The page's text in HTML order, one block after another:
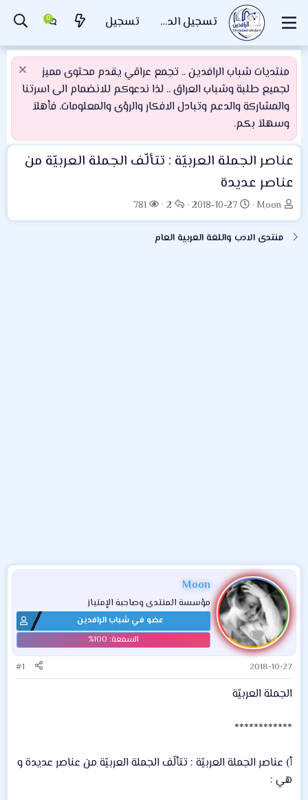
تسجيل الدخول تسجيل
منتديات شباب الرافدين .. تجمع عراقي يقدم محتوى مميز
لجميع طلبة وشباب العراق .. لذا ندعوكم للانضمام الى اسرتنا
والمشاركة والدعم وتبادل الافكار والرؤى والمعلومات. فأهلاَ
وسهلاَ بكم.
عناصر الجملة العربيّة : تتألّف الجملة العربيّة من
عناصر عديدة
ب
ا
د
Moon
ت
ا
ر
2018-10-27
ا
ل
ر
2
ا
ل
781
منتدى الادب واللغة العربية العام
Moon
مؤسسة المنتدى وصاحبة الإمتياز
عضو في شباب الرافدين
2018-10-27
#1
الجملة العربيّة
************
أ‌) عناصر الجملة العربيّة : تتألّف الجملة العربيّة من عناصر عديدة و
هي :